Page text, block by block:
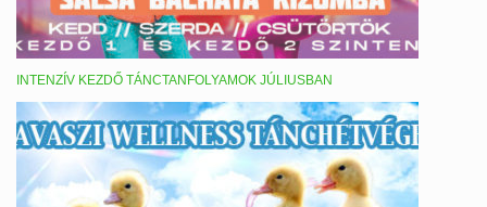
INTENZÍV KEZDŐ TÁNCTANFOLYAMOK JÚLIUSBAN